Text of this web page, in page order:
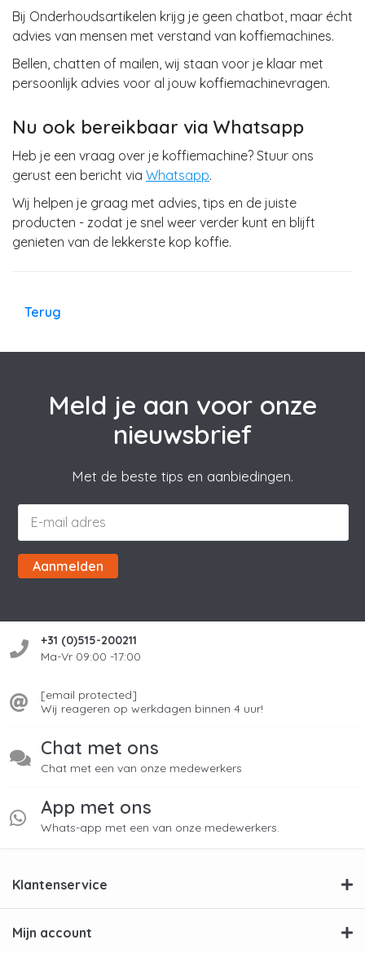
Bij Onderhoudsartikelen krijg je geen chatbot, maar écht
advies van mensen met verstand van koffiemachines.
Bellen, chatten of mailen, wij staan voor je klaar met
persoonlijk advies voor al jouw koffiemachinevragen.
Nu ook bereikbaar via Whatsapp
Heb je een vraag over je koffiemachine? Stuur ons
gerust een bericht via Whatsapp.
Wij helpen je graag met advies, tips en de juiste
producten - zodat je snel weer verder kunt en blijft
genieten van de lekkerste kop koffie.
Terug
Meld je aan voor onze
nieuwsbrief
Met de beste tips en aanbiedingen.
Aanmelden
+31 (0)515-200211
Ma-Vr 09:00 -17:00
[email protected]
Wij reageren op werkdagen binnen 4 uur!
Chat met ons
Chat met een van onze medewerkers
App met ons
Whats-app met een van onze medewerkers.
Klantenservice
Mijn account